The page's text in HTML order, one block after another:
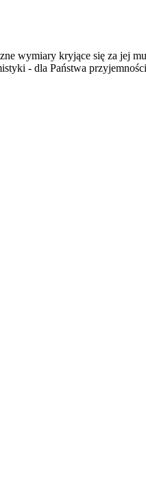
wymiary kryjące się za jej
- dla Państwa